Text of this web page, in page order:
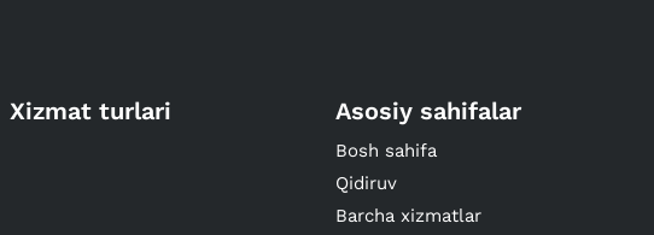
Xizmat turlari Asosiy sahifalar
Bosh sahifa
Qidiruv
Barcha xizmatlar